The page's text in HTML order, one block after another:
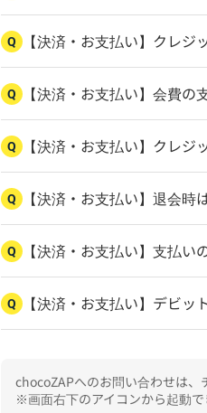
Q 【決済・お支払い】クレジ
Q 【決済・お支払い】会費の
Q 【決済・お支払い】クレ
Q 【決済・お支払い】退会時
Q 【決済・お支払い】支払い
Q 【決済・お支払い】デビッ
chocoZAPへのお問い合わせは、
※画面右下のアイコンから起動で